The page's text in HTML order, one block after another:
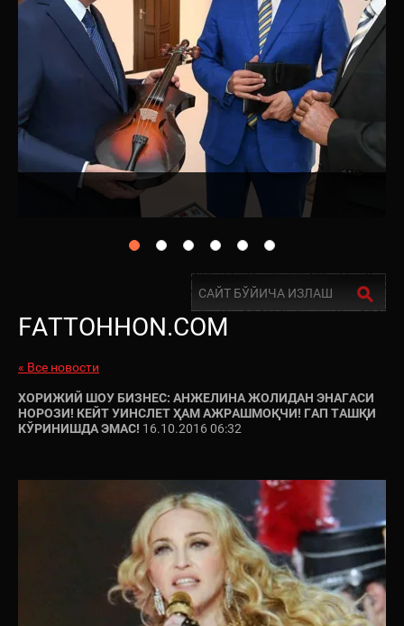
FATTOHHON.COM
« Все новости
ХОРИЖИЙ ШОУ БИЗНЕС: АНЖЕЛИНА ЖОЛИДАН ЭНАГАСИ
НОРОЗИ! КЕЙТ УИНСЛЕТ ҲАМ АЖРАШМОҚЧИ! ГАП ТАШҚИ
КЎРИНИШДА ЭМАС! 16.10.2016 06:32